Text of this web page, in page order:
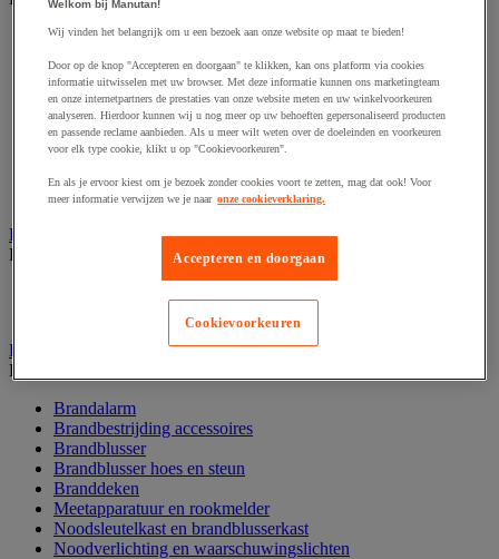
Afzetpaal met band
Afzetpaal met ketting
Afzetpaal met koord
Beschermende afscherming
Beschermende rolbeugel
Modulaire afscherming
Muurhouder met riem
Signaalketting
Bescherming en demper
Bekijk de hele productgroep
Brandpreventie
Bekijk de hele productgroep
Brandalarm
Brandbestrijding accessoires
Brandblusser
Brandblusser hoes en steun
Branddeken
Meetapparatuur en rookmelder
Noodsleutelkast en brandblusserkast
Noodverlichting en waarschuwingslichten
Welkom bij Manutan!
Wij vinden het belangrijk om u een bezoek aan onze website op maat te bieden!
Door op de knop "Accepteren en doorgaan" te klikken, kan ons platform via cookies
informatie uitwisselen met uw browser. Met deze informatie kunnen ons marketingteam
en onze internetpartners de prestaties van onze website meten en uw winkelvoorkeuren
analyseren. Hierdoor kunnen wij u nog meer op uw behoeften gepersonaliseerd producten
en passende reclame aanbieden. Als u meer wilt weten over de doeleinden en voorkeuren
voor elk type cookie, klikt u op "Cookievoorkeuren".
En als je ervoor kiest om je bezoek zonder cookies voort te zetten, mag dat ook! Voor
meer informatie verwijzen we je naar onze cookieverklaring.
Accepteren en doorgaan
Cookievoorkeuren